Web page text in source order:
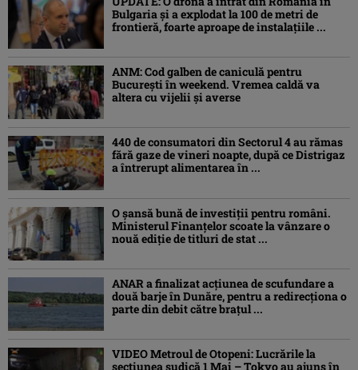
Bulgaria şi a explodat la 100 de metri de
frontieră, foarte aproape de instalațiile ...
ANM: Cod galben de caniculă pentru
București în weekend. Vremea caldă va
altera cu vijelii și averse
440 de consumatori din Sectorul 4 au rămas
fără gaze de vineri noapte, după ce Distrigaz
a întrerupt alimentarea în ...
O șansă bună de investiții pentru români.
Ministerul Finanțelor scoate la vânzare o
nouă ediție de titluri de stat ...
ANAR a finalizat acțiunea de scufundare a
două barje în Dunăre, pentru a redirecționa o
parte din debit către brațul ...
VIDEO Metroul de Otopeni: Lucrările la
secțiunea sudică 1 Mai – Tokyo au ajuns în